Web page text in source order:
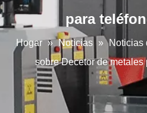
para
Hogar » Noticias » Noticias
sobre Decetor de metales